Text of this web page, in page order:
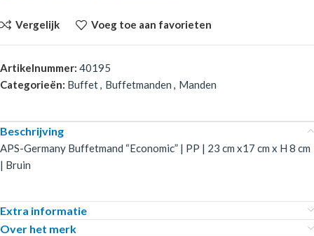
Vergelijk Voeg toe aan favorieten
Artikelnummer: 40195
Categorieën: Buffet, Buffetmanden , Manden
Beschrijving
APS-Germany Buffetmand “Economic” | PP | 23 cm x17 cm x H 8 cm
| Bruin
Extra informatie
Over het merk